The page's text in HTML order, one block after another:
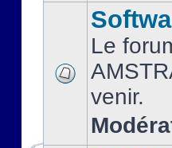
Le
venir.